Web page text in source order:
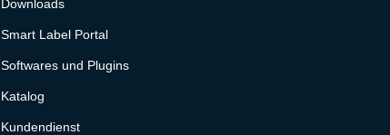
Downloads
Smart Label Portal
Softwares und Plugins
Katalog
Kundendienst